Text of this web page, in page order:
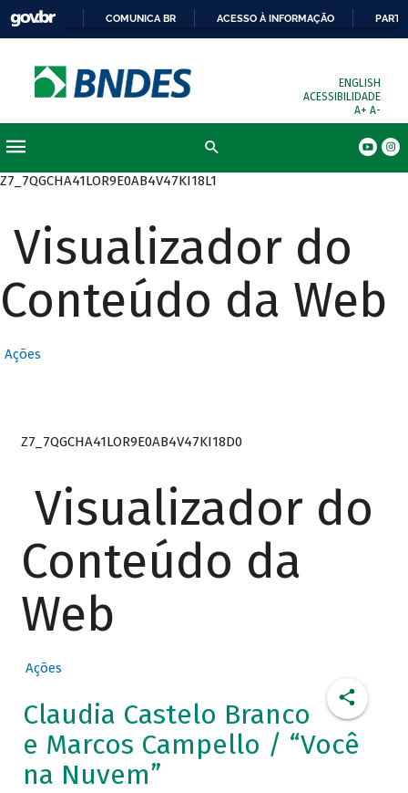
COMUNICA BR ACESSO À INFORMAÇÃO
ENGLISH
ACESSIBILIDADE
A+ A-
Z7_7QGCHA41LOR9E0AB4V47KI18L1
Visualizador do
Conteúdo da Web
Ações
Z7_7QGCHA41LOR9E0AB4V47KI18D0
Visualizador do
Conteúdo da
Web
Ações
Claudia Castelo Branco
e Marcos Campello / “Você
na Nuvem”